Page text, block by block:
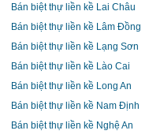
Bán biệt thự liền kề Lai Châu
Bán biệt thự liền kề Lâm Đồng
Bán biệt thự liền kề Lạng Sơn
Bán biệt thự liền kề Lào Cai
Bán biệt thự liền kề Long An
Bán biệt thự liền kề Nam Định
Bán biệt thự liền kề Nghệ An